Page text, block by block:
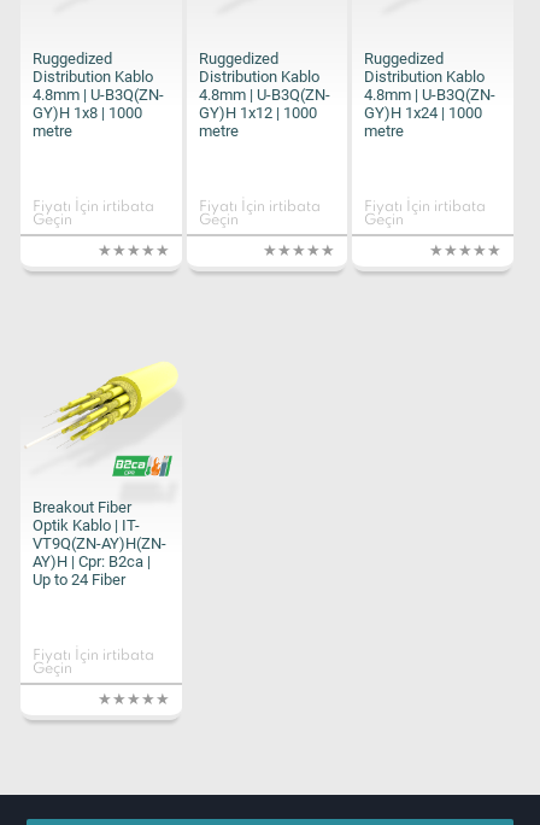
Ruggedized
Distribution Kablo
4.8mm | U-B3Q(ZN-
GY)H 1x8 | 1000
metre
Fiyatı İçin irtibata
Geçin
Ruggedized
Distribution Kablo
4.8mm | U-B3Q(ZN-
GY)H 1x12 | 1000
metre
Fiyatı İçin irtibata
Geçin
Ruggedized
Distribution Kablo
4.8mm | U-B3Q(ZN-
GY)H 1x24 | 1000
metre
Fiyatı İçin irtibata
Geçin
Breakout Fiber
Optik Kablo | IT-
VT9Q(ZN-AY)H(ZN-
AY)H | Cpr: B2ca |
Up to 24 Fiber
Fiyatı İçin irtibata
Geçin